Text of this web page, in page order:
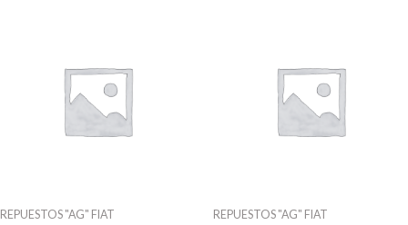
REPUESTOS "AG" FIAT REPUESTOS "AG" FIAT